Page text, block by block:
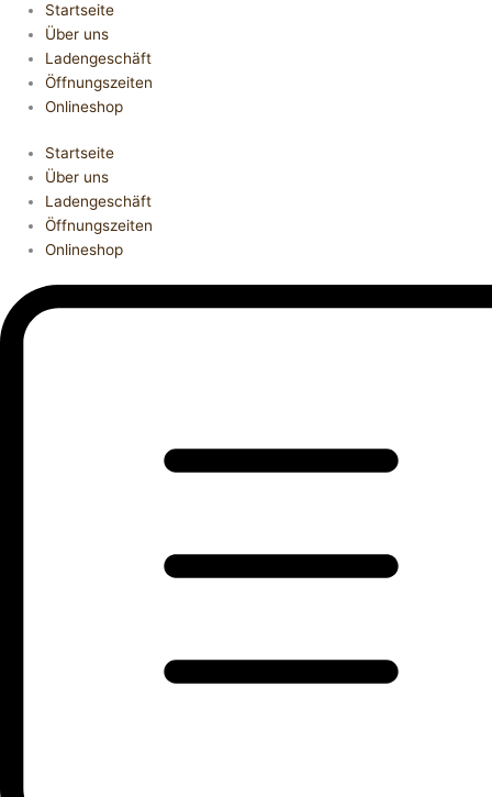
Startseite
Über uns
Ladengeschäft
Öffnungszeiten
Onlineshop
Startseite
Über uns
Ladengeschäft
Öffnungszeiten
Onlineshop